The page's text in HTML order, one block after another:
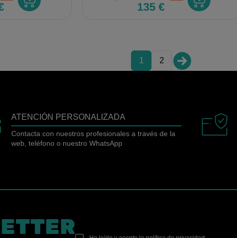
135 €
1 2
ATENCIÓN PERSONALIZADA
Contacta con nuestros profesionales a través de la
web, teléfono o nuestro WhatsApp